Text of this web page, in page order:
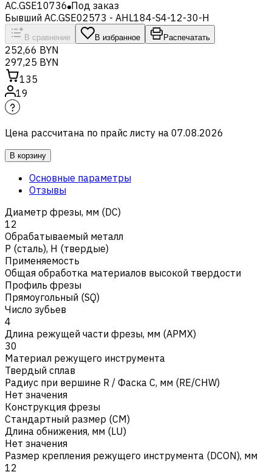
AC.GSE10736 Под заказ
Бывший AC.GSE02573 - AHL184-S4-12-30-H
В сравнение В избранное Распечатать
252,66 BYN
297,25 BYN
135
19
Цена рассчитана по прайс листу на 07.08.2026
В корзину
Основные параметры
Отзывы
Диаметр фрезы, мм (DC)
12
Обрабатываемый металл
Р (сталь), H (твердые)
Применяемость
Общая обработка материалов высокой твердости
Профиль фрезы
Прямоугольный (SQ)
Число зубьев
4
Длина режущей части фрезы, мм (APMX)
30
Материал режущего инструмента
Твердый сплав
Радиус при вершине R / Фаска C, мм (RE/CHW)
Нет значения
Конструкция фрезы
Стандартный размер (CM)
Длина обнижения, мм (LU)
Нет значения
Размер крепления режущего инструмента (DCON), мм
12